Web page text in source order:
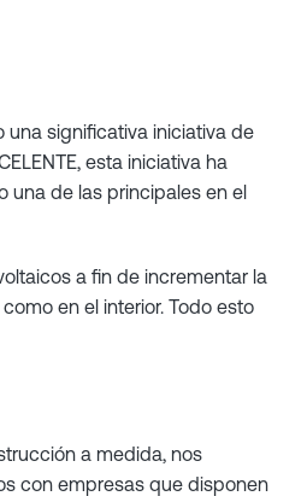
una significativa iniciativa de
esta iniciativa ha
una de las principales en el
a fin de incrementar la
en el interior. Todo esto
a medida, nos
con empresas que disponen